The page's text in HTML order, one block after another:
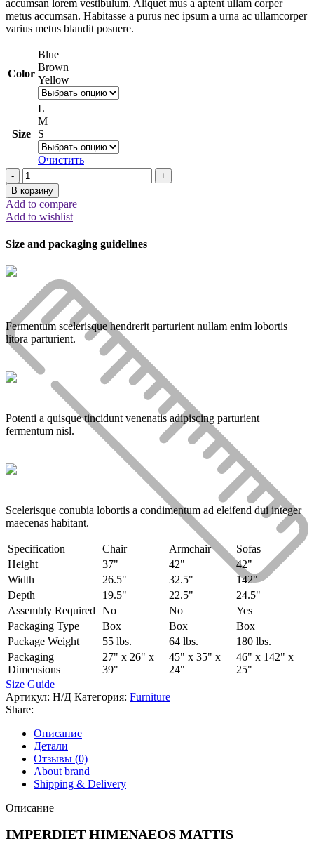
accumsan lorem vestibulum. Aliquet mus a aptent ullam corper
metus accumsan. Habitasse a purus nec ipsum a urna ac ullamcorper
varius metus blandit posuere.
Color
Blue
Brown
Yellow
Size
L
M
S
Очистить
Количество
товара
Eames
plastic
side
В корзину
Add to compare
Add to wishlist
Size and packaging guidelines
Fermentum scelerisque hendrerit parturient nullam enim lobortis
litora parturient.
Potenti a quisque tincidunt venenatis adipiscing parturient
fermentum nisl.
Scelerisque conubia lobortis a condimentum ad eleifend dui integer
maecenas habitant.
Specification Chair Armchair
Sofas
Height
37" 42"
42"
Width
26.5" 32.5"
142"
Depth
19.5" 22.5"
24.5"
Assembly Required No No
Yes
Packaging Type
Box Box
Box
Package Weight
55 lbs. 64 lbs.
180 lbs.
Packaging
Dimensions
27" x 26" x
39"
45" x 35" x
24"
46" x 142" x
25"
Size Guide
Артикул: Н/Д Категория: Furniture
Share:
Описание
Детали
Отзывы (0)
About brand
Shipping & Delivery
Описание
IMPERDIET HIMENAEOS MATTIS